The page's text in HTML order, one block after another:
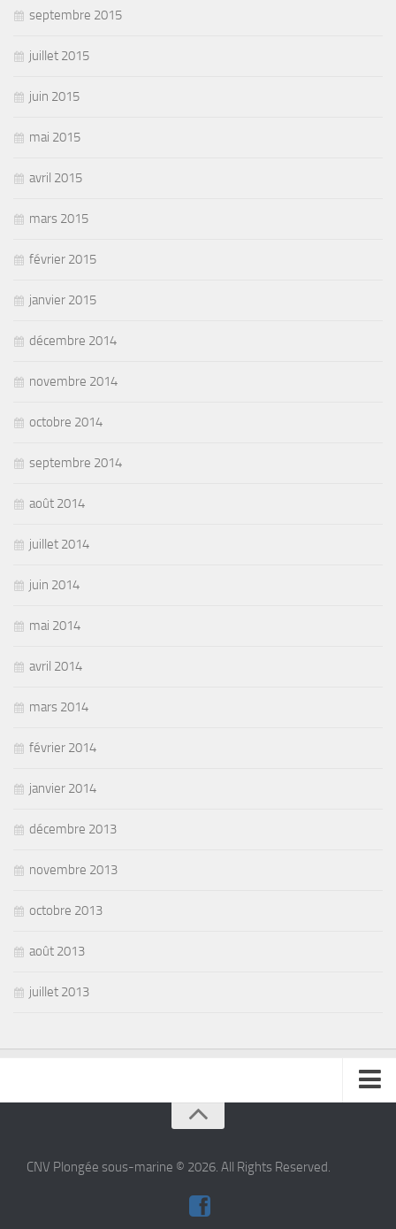
septembre 2015
juillet 2015
juin 2015
mai 2015
avril 2015
mars 2015
février 2015
janvier 2015
décembre 2014
novembre 2014
octobre 2014
septembre 2014
août 2014
juillet 2014
juin 2014
mai 2014
avril 2014
mars 2014
février 2014
janvier 2014
décembre 2013
novembre 2013
octobre 2013
août 2013
juillet 2013
CNV Plongée sous-marine © 2026. All Rights Reserved.